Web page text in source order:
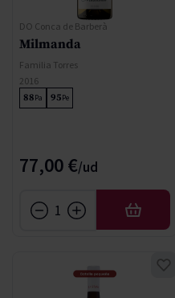
DO Conca de Barberà
Milmanda
Familia Torres
2016
88Pa 95Pe
77,00 €
AÑADIR